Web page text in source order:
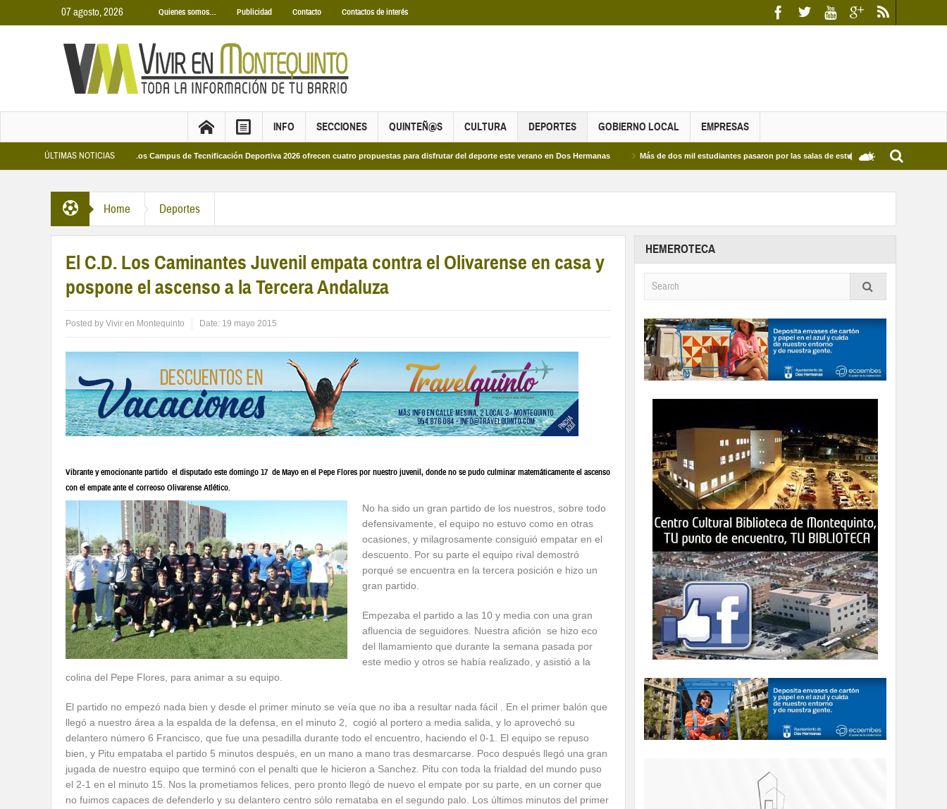
07 agosto, 2026 Quienes somos… Publicidad Contacto Contactos de interés
INFO SECCIONES QUINTEÑ@S CULTURA DEPORTES GOBIERNO LOCAL EMPRESAS
ÚLTIMAS NOTICIAS
2026 Los Campus de Tecnificación Deportiva 2026 ofrecen cuatro propuestas para disfrutar del deporte este verano en Dos Hermanas Más de dos mil estudiantes pasaron por las salas de estudio de las Bibliotecas Municipales
Home Deportes
El C.D. Los Caminantes Juvenil empata contra el Olivarense en casa y
pospone el ascenso a la Tercera Andaluza
Posted by Vivir en Montequinto Date: 19 mayo 2015
Vibrante y emocionante partido el disputado este domingo 17 de Mayo en el Pepe Flores por nuestro juvenil, donde no se pudo culminar matemáticamente el ascenso
con el empate ante el correoso Olivarense Atlético.
No ha sido un gran partido de los nuestros, sobre todo
defensivamente, el equipo no estuvo como en otras
ocasiones, y milagrosamente consiguió empatar en el
descuento. Por su parte el equipo rival demostró
porqué se encuentra en la tercera posición e hizo un
gran partido.
Empezaba el partido a las 10 y media con una gran
afluencia de seguidores. Nuestra afición se hizo eco
del llamamiento que durante la semana pasada por
este medio y otros se había realizado, y asistió a la
colina del Pepe Flores, para animar a su equipo.
El partido no empezó nada bien y desde el primer minuto se veía que no iba a resultar nada fácil . En el primer balón que
llegó a nuestro área a la espalda de la defensa, en el minuto 2, cogió al portero a media salida, y lo aprovechó su
delantero número 6 Francisco, que fue una pesadilla durante todo el encuentro, haciendo el 0-1. El equipo se repuso
bien, y Pitu empataba el partido 5 minutos después, en un mano a mano tras desmarcarse. Poco después llegó una gran
jugada de nuestro equipo que terminó con el penalti que le hicieron a Sanchez. Pitu con toda la frialdad del mundo puso
el 2-1 en el minuto 15. Nos la prometiamos felices, pero pronto llegó de nuevo el empate por su parte, en un corner que
no fuimos capaces de defenderlo y su delantero centro sólo remataba en el segundo palo. Los últimos minutos del primer
HEMEROTECA